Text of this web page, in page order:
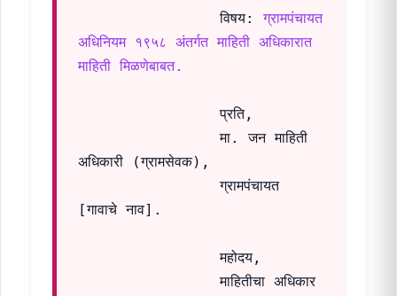
                विषय:
ग्रामपंचायत
अधिनियम १९५८ अंतर्गत माहिती अधिकारात
माहिती मिळणेबाबत.
                प्रति,
                मा. जन माहिती
अधिकारी (ग्रामसेवक),
                ग्रामपंचायत
[गावाचे नाव].
                महोदय,
                माहितीचा अधिकार